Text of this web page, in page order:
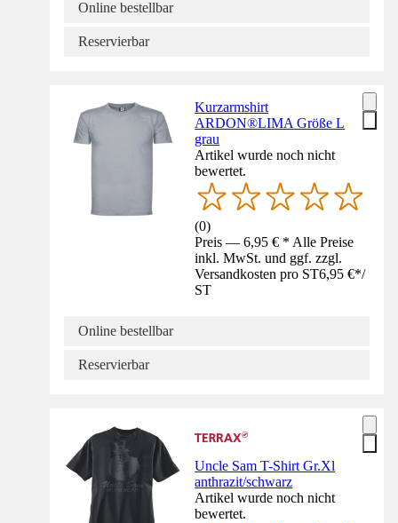
Online bestellbar
Reservierbar
Kurzarmshirt
ARDON®LIMA Größe L
grau
Artikel wurde noch nicht
bewertet.
(0)
Preis — 6,95 € * Alle Preise
inkl. MwSt. und ggf. zzgl.
Versandkosten pro ST6,95 €*/
ST
Online bestellbar
Reservierbar
Uncle Sam T-Shirt Gr.Xl
anthrazit/schwarz
Artikel wurde noch nicht
bewertet.